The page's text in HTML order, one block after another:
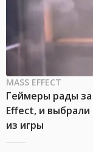
MASS EFFECT
Геймеры рады за
Effect, и
из игры